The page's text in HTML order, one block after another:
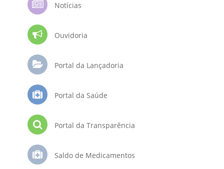
Notícias
Ouvidoria
Portal da Lançadoria
Portal da Saúde
Portal da Transparência
Saldo de Medicamentos